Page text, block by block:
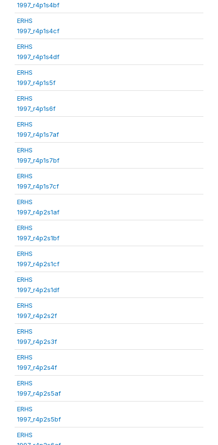
1997_r4p1s4bf
ERHS
1997_r4p1s4cf
ERHS
1997_r4p1s4df
ERHS
1997_r4p1s5f
ERHS
1997_r4p1s6f
ERHS
1997_r4p1s7af
ERHS
1997_r4p1s7bf
ERHS
1997_r4p1s7cf
ERHS
1997_r4p2s1af
ERHS
1997_r4p2s1bf
ERHS
1997_r4p2s1cf
ERHS
1997_r4p2s1df
ERHS
1997_r4p2s2f
ERHS
1997_r4p2s3f
ERHS
1997_r4p2s4f
ERHS
1997_r4p2s5af
ERHS
1997_r4p2s5bf
ERHS